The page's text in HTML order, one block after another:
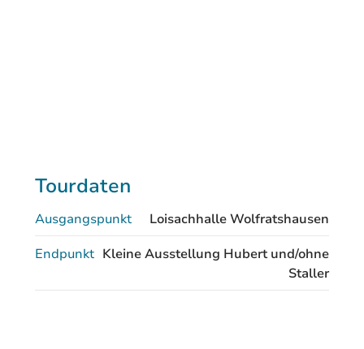
Tourdaten
Ausgangspunkt
Loisachhalle Wolfratshausen
Endpunkt Kleine Ausstellung Hubert und/ohne
Staller